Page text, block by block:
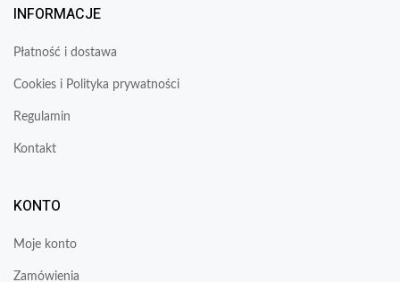
INFORMACJE
Płatność i dostawa
Cookies i Polityka prywatności
Regulamin
Kontakt
KONTO
Moje konto
Zamówienia